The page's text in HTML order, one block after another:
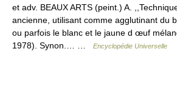
et adv. BEAUX ARTS (peint.) A.
ancienne, utilisant comme agglutinant du
ou parfois le blanc et le jaune d œuf
1978). Synon.… …
Encyclopédie Universelle